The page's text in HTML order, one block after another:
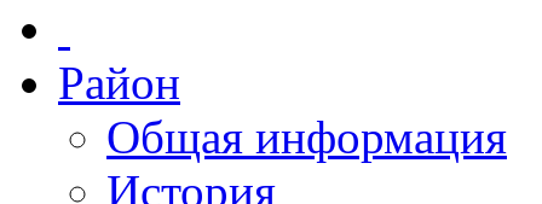
Район
Общая информация
История